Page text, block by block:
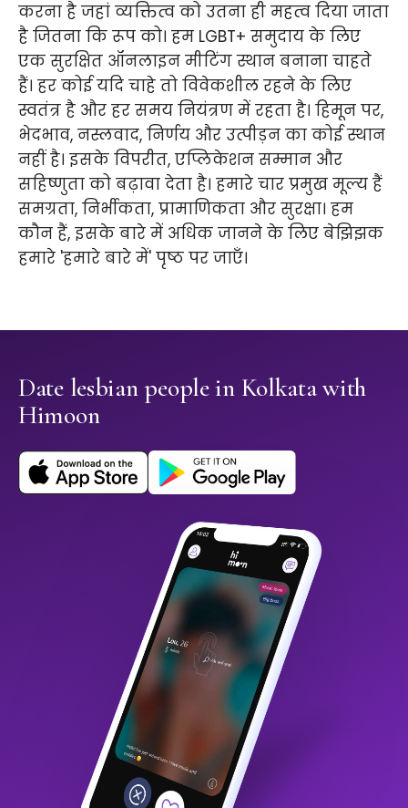
करना है जहां व्यक्तित्व को उतना ही महत्व दिया जाता
है जितना कि रूप को। हम LGBT+ समुदाय के लिए
एक सुरक्षित ऑनलाइन मीटिंग स्थान बनाना चाहते
हैं। हर कोई यदि चाहे तो विवेकशील रहने के लिए
स्वतंत्र है और हर समय नियंत्रण में रहता है। हिमून पर,
भेदभाव, नस्लवाद, निर्णय और उत्पीड़न का कोई स्थान
नहीं है। इसके विपरीत, एप्लिकेशन सम्मान और
सहिष्णुता को बढ़ावा देता है। हमारे चार प्रमुख मूल्य हैं
समग्रता, निर्भीकता, प्रामाणिकता और सुरक्षा। हम
कौन हैं, इसके बारे में अधिक जानने के लिए बेझिझक
हमारे 'हमारे बारे में' पृष्ठ पर जाएँ।
Date lesbian people in Kolkata with
Himoon